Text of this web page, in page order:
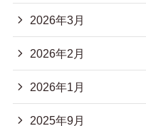
2026年3月
2026年2月
2026年1月
2025年9月